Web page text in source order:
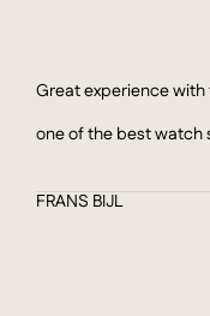
Great experience
one of the best watch
FRANS BIJL